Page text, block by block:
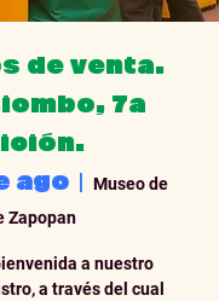
de venta.
7a
ago
  |
Museo de
Zapopan
a nuestro
a través del cual